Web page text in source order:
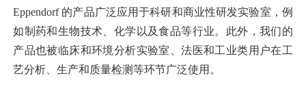
Eppendorf 的产品广泛应用于科研和商业性研发实验室，例
如制药和生物技术、化学以及食品等行业。此外，我们的
产品也被临床和环境分析实验室、法医和工业类用户在工
艺分析、生产和质量检测等环节广泛使用。